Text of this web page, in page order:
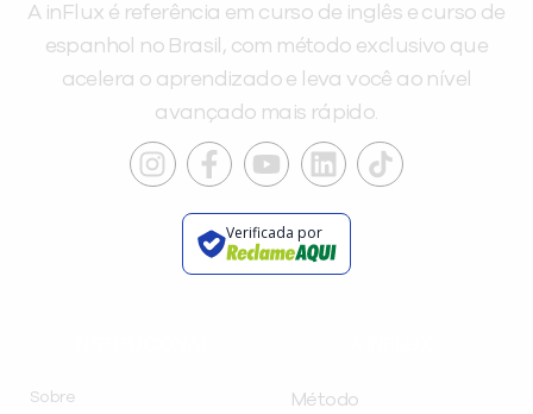
A inFlux é referência em curso de inglês e curso de
espanhol no Brasil, com método exclusivo que
acelera o aprendizado e leva você ao nível
avançado mais rápido.
Verificada por
Sobre
Método